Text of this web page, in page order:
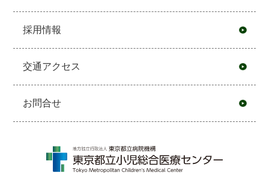
採用情報
交通アクセス
お問合せ